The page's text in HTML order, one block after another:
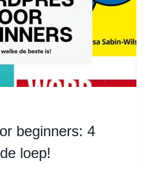
beginners: 4
loep!